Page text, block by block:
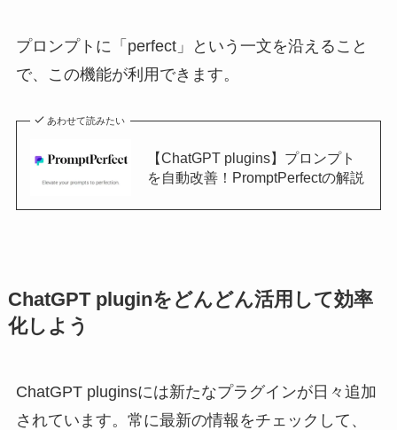
プロンプトに「perfect」という一文を沿えること
で、この機能が利用できます。
あわせて読みたい
【ChatGPT plugins】プロンプト
を自動改善！PromptPerfectの解説
ChatGPT pluginをどんどん活用して効率
化しよう
ChatGPT pluginsには新たなプラグインが日々追加
されています。常に最新の情報をチェックして、